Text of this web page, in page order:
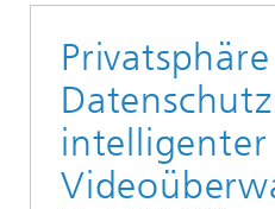
intelligenter